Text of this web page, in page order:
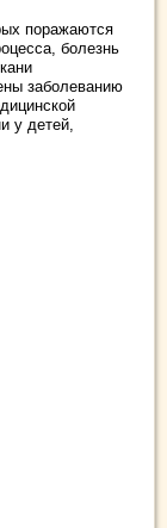
поражаются
болезнь
заболеванию
у детей,